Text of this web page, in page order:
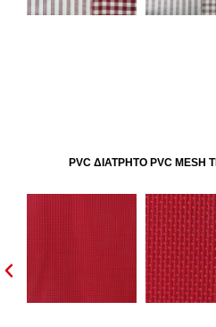
PVC ΔΙΑΤΡΗΤΟ PVC MESH